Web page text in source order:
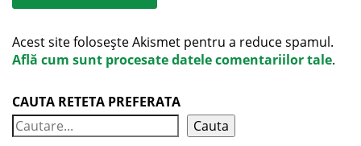
Acest site folosește Akismet pentru a reduce spamul.
Află cum sunt procesate datele comentariilor tale.
CAUTA RETETA PREFERATA
Cauta